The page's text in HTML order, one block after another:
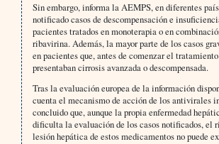
Sin embargo, informa la AEMPS, en diferentes
notificado casos de descompensación e
pacientes tratados en monoterapia o en
ribavirina. Además, la mayor parte de los casos
en pacientes que, antes de comenzar el
presentaban cirrosis avanzada o descompensada.
Tras la evaluación europea de la información
cuenta el mecanismo de acción de los antivirales
concluido que, aunque la propia enfermedad
dificulta la evaluación de los casos notificados, el
lesión hepática de estos medicamentos no puede